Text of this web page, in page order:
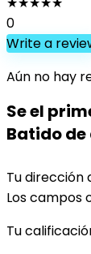
0
Write a
Aún no hay
Se el
Batido de
Tu dirección
Los campos
Tu